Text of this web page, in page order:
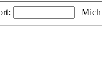
| Mich